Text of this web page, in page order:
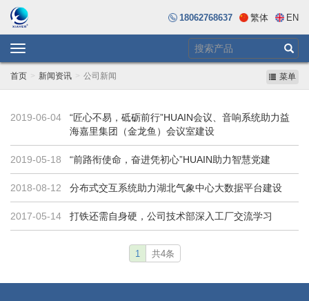
18062768637 繁体 EN
Toggle
navigation
首页 新闻资讯 公司新闻 菜单
2019-06-04
“匠心不易，砥砺前行”HUAIN会议、音响系统助力益
海嘉里集团（金龙鱼）会议室建设
2019-05-18 “前路衔使命，奋进凭初心”HUAIN助力智慧党建
2018-08-12 分布式交互系统助力湖北气象中心大数据平台建设
2017-05-14 打铁还需自身硬，公司技术部深入工厂交流学习
1 共4条